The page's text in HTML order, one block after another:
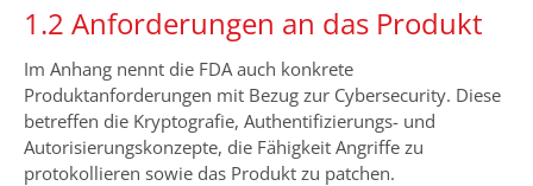
1.2 Anforderungen an das Produkt
Im Anhang nennt die FDA auch konkrete
Produktanforderungen mit Bezug zur Cybersecurity. Diese
betreffen die Kryptografie, Authentifizierungs- und
Autorisierungskonzepte, die Fähigkeit Angriffe zu
protokollieren sowie das Produkt zu patchen.